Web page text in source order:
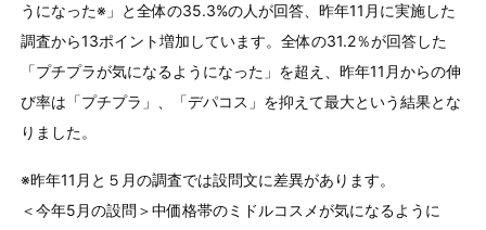
うになった※」と全体の35.3%の人が回答、昨年11月に実施した
調査から13ポイント増加しています。全体の31.2％が回答した
「プチプラが気になるようになった」を超え、昨年11月からの伸
び率は「プチプラ」、「デパコス」を抑えて最⼤という結果とな
りました。
※昨年11⽉と５⽉の調査では設問⽂に差異があります。
＜今年5⽉の設問＞中価格帯のミドルコスメが気になるように